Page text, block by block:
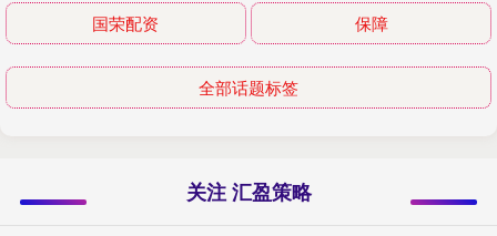
国荣配资 保障
全部话题标签
关注 汇盈策略